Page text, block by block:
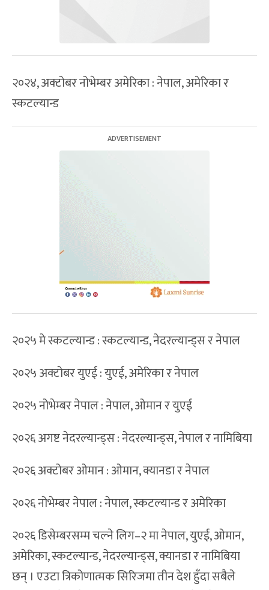
२०२४, अक्टोबर नोभेम्बर अमेरिका : नेपाल, अमेरिका र
स्कटल्यान्ड
२०२५ मे स्कटल्यान्ड : स्कटल्यान्ड, नेदरल्यान्ड्स र नेपाल
२०२५ अक्टोबर युएई : युएई, अमेरिका र नेपाल
२०२५ नोभेम्बर नेपाल : नेपाल, ओमान र युएई
२०२६ अगष्ट नेदरल्यान्ड्स : नेदरल्यान्ड्स, नेपाल र नामिबिया
२०२६ अक्टोबर ओमान : ओमान, क्यानडा र नेपाल
२०२६ नोभेम्बर नेपाल : नेपाल, स्कटल्यान्ड र अमेरिका
२०२६ डिसेम्बरसम्म चल्ने लिग–२ मा नेपाल, युएई, ओमान,
अमेरिका, स्कटल्यान्ड, नेदरल्यान्ड्स, क्यानडा र नामिबिया
छन् । एउटा त्रिकोणात्मक सिरिजमा तीन देश हुँदा सबैले